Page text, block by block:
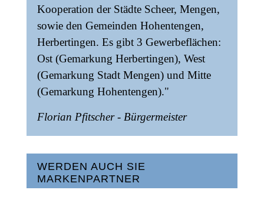
Kooperation der Städte Scheer, Mengen,
sowie den Gemeinden Hohentengen,
Herbertingen. Es gibt 3 Gewerbeflächen:
Ost (Gemarkung Herbertingen), West
(Gemarkung Stadt Mengen) und Mitte
(Gemarkung Hohentengen)."
Florian Pfitscher - Bürgermeister
WERDEN AUCH SIE
MARKENPARTNER